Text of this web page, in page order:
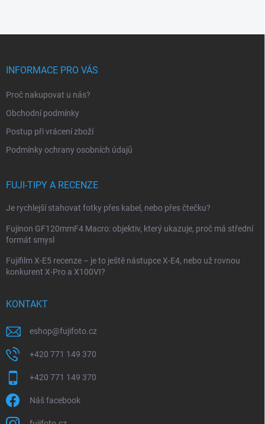
INFORMACE PRO VÁS
Proč nakupovat u nás?
Obchodní podmínky
Postup při vrácení zboží
Podmínky ochrany osobních údajů
FUJI-TIPY A RECENZE
Je rychlejší stahovat fotky přes kabel, nebo přes čtečku?
Fujinon GF120mmF4 Macro: objektiv, který ukazuje, proč má střední
formát smysl
Fujifilm X-E5 recenze – je to ještě nástupce X-E4, nebo už rovnou
konkurent X-Pro a X100VI?
KONTAKT
eshop@fujifoto.cz
+420 771 149 370
+420 771 149 370
Náš facebook